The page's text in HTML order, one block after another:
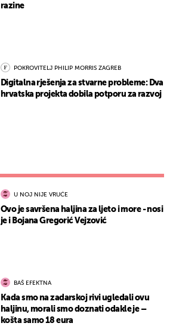
razine
POKROVITELJ PHILIP MORRIS ZAGREB
Digitalna rješenja za stvarne probleme: Dva
hrvatska projekta dobila potporu za razvoj
U NOJ NIJE VRUĆE
Ovo je savršena haljina za ljeto i more - nosi
je i Bojana Gregorić Vejzović
BAŠ EFEKTNA
Kada smo na zadarskoj rivi ugledali ovu
haljinu, morali smo doznati odakle je –
košta samo 18 eura